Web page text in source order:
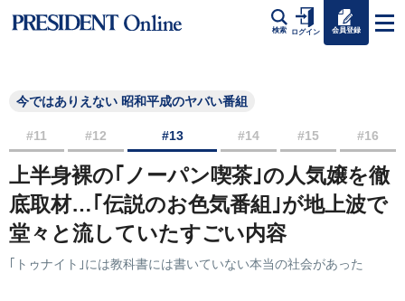
検索 ログイン 会員登録
今ではありえない 昭和平成のヤバい番組
#11 #12 #13 #14 #15 #16
上半身裸の｢ノーパン喫茶｣の人気嬢を徹
底取材…｢伝説のお色気番組｣が地上波で
堂々と流していたすごい内容
｢トゥナイト｣には教科書には書いていない本当の社会があった